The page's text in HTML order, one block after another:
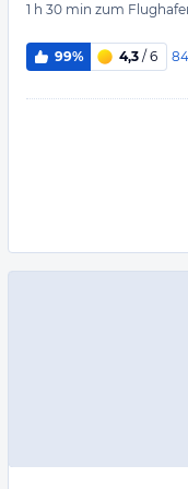
1 h 30 min zum
99% 4,3 / 6 84